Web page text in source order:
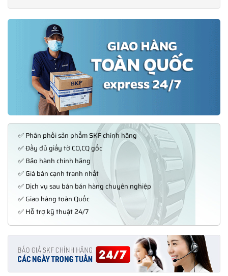
✅ Phân phối sản phẩm SKF chính hãng
✅ Đầy đủ giấy tờ CO,CQ gốc
✅ Bảo hành chính hãng
✅ Giá bán cạnh tranh nhất
✅ Dịch vụ sau bán bán hàng chuyên nghiệp
✅ Giao hàng toàn Quốc
✅ Hỗ trợ kỹ thuật 24/7